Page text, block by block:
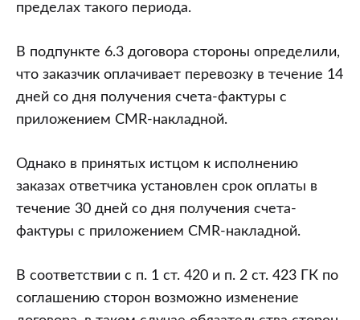
пределах такого периода.
В подпункте 6.3 договора стороны определили,
что заказчик оплачивает перевозку в течение 14
дней со дня получения счета-фактуры с
приложением CMR-накладной.
Однако в принятых истцом к исполнению
заказах ответчика установлен срок оплаты в
течение 30 дней со дня получения счета-
фактуры с приложением CMR-накладной.
В соответствии с п. 1 ст. 420 и п. 2 ст. 423 ГК по
соглашению сторон возможно изменение